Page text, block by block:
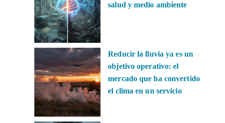
salud y medio ambiente
Reducir la lluvia ya es un
objetivo operativo: el
mercado que ha convertido
el clima en un servicio